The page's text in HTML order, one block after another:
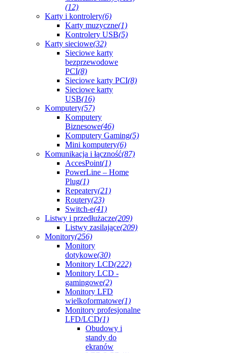
(12)
Karty i kontrolery(6)
Karty muzyczne(1)
Kontrolery USB(5)
Karty sieciowe(32)
Sieciowe karty
bezprzewodowe
PCI(8)
Sieciowe karty PCI(8)
Sieciowe karty
USB(16)
Komputery(57)
Komputery
Biznesowe(46)
Komputery Gaming(5)
Mini komputery(6)
Komunikacja i łączność(87)
AccesPoint(1)
PowerLine – Home
Plug(1)
Repeatery(21)
Routery(23)
Switch-e(41)
Listwy i przedłużacze(209)
Listwy zasilające(209)
Monitory(256)
Monitory
dotykowe(30)
Monitory LCD(222)
Monitory LCD -
gamingowe(2)
Monitory LFD
wielkoformatowe(1)
Monitory profesjonalne
LFD/LCD(1)
Obudowy i
standy do
ekranów